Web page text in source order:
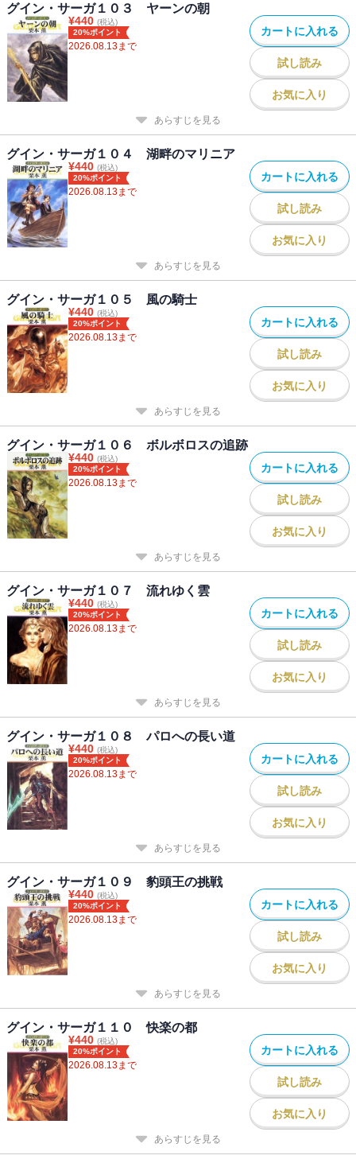
グイン・サーガ１０３ ヤーンの朝
¥440 (税込)
20%ポイント
2026.08.13まで
カートに入れる
試し読み
お気に入り
あらすじを見る
グイン・サーガ１０４ 湖畔のマリニア
¥440 (税込)
20%ポイント
2026.08.13まで
カートに入れる
試し読み
お気に入り
あらすじを見る
グイン・サーガ１０５ 風の騎士
¥440 (税込)
20%ポイント
2026.08.13まで
カートに入れる
試し読み
お気に入り
あらすじを見る
グイン・サーガ１０６ ボルボロスの追跡
¥440 (税込)
20%ポイント
2026.08.13まで
カートに入れる
試し読み
お気に入り
あらすじを見る
グイン・サーガ１０７ 流れゆく雲
¥440 (税込)
20%ポイント
2026.08.13まで
カートに入れる
試し読み
お気に入り
あらすじを見る
グイン・サーガ１０８ パロへの長い道
¥440 (税込)
20%ポイント
2026.08.13まで
カートに入れる
試し読み
お気に入り
あらすじを見る
グイン・サーガ１０９ 豹頭王の挑戦
¥440 (税込)
20%ポイント
2026.08.13まで
カートに入れる
試し読み
お気に入り
あらすじを見る
グイン・サーガ１１０ 快楽の都
¥440 (税込)
20%ポイント
2026.08.13まで
カートに入れる
試し読み
お気に入り
あらすじを見る